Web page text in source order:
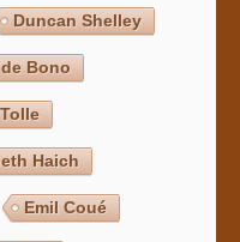
Duncan Shelley
Bono
Haich
Emil Coué